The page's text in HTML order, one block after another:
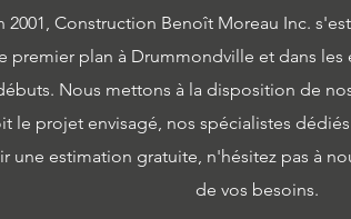
2001, Construction Benoît Moreau Inc.
premier plan à Drummondville et dans
Nous mettons à la disposition de
le projet envisagé, nos spécialistes
une estimation gratuite, n'hésitez pas à
de vos besoins.